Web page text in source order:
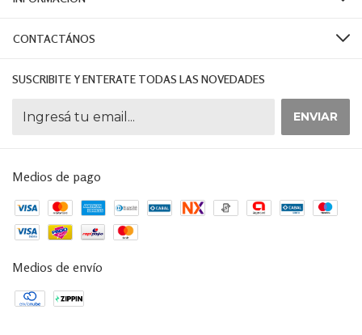
CONTACTÁNOS
SUSCRIBITE Y ENTERATE TODAS LAS NOVEDADES
Medios de pago
Medios de envío